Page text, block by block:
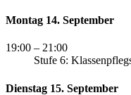
Montag 14. September
19:00 – 21:00
Stufe 6:
Dienstag 15. September